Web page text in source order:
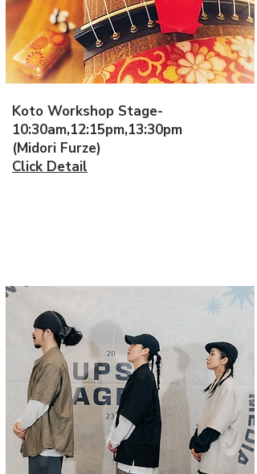
Koto Workshop Stage-
10:30am,12:15pm,13:30pm
(Midori Furze)
Click Detail